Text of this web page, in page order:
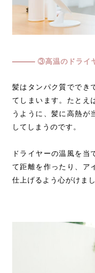
③高温のドライ
髪はタンパク質ででき
てしまいます。たとえ
うように、髪に高熱が
してしまうのです。
ドライヤーの温風を当
て距離を作ったり、ア
仕上げるよう心がけまし